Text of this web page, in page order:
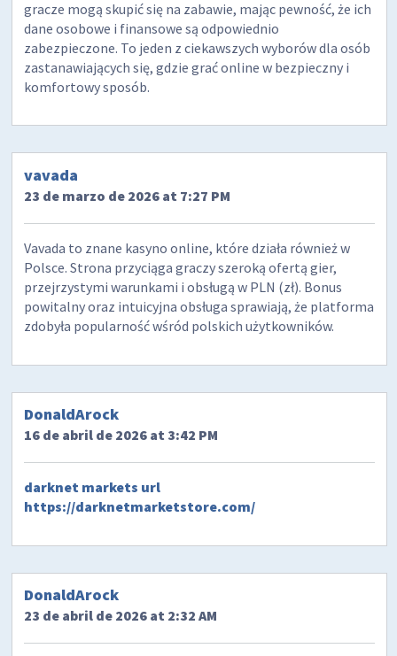
gracze mogą skupić się na zabawie, mając pewność, że ich
dane osobowe i finansowe są odpowiednio
zabezpieczone. To jeden z ciekawszych wyborów dla osób
zastanawiających się, gdzie grać online w bezpieczny i
komfortowy sposób.
vavada
23 de marzo de 2026 at 7:27 PM
Vavada to znane kasyno online, które działa również w
Polsce. Strona przyciąga graczy szeroką ofertą gier,
przejrzystymi warunkami i obsługą w PLN (zł). Bonus
powitalny oraz intuicyjna obsługa sprawiają, że platforma
zdobyła popularność wśród polskich użytkowników.
DonaldArock
16 de abril de 2026 at 3:42 PM
darknet markets url
https://darknetmarketstore.com/
DonaldArock
23 de abril de 2026 at 2:32 AM